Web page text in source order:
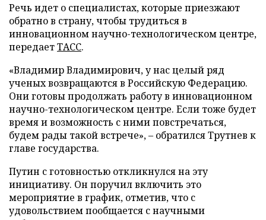
Речь идет о специалистах, которые приезжают
обратно в страну, чтобы трудиться в
инновационном научно-технологическом центре,
передаетТАСС.
«Владимир Владимирович, у нас целый ряд
ученых возвращаются в Российскую Федерацию.
Они готовы продолжать работу в инновационном
научно-технологическом центре. Если тоже будет
время и возможность с ними повстречаться,
будем рады такой встрече», – обратился Трутнев к
главе государства.
Путин с готовностью откликнулся на эту
инициативу. Он поручил включить это
мероприятие в график, отметив, что с
удовольствием пообщается с научными